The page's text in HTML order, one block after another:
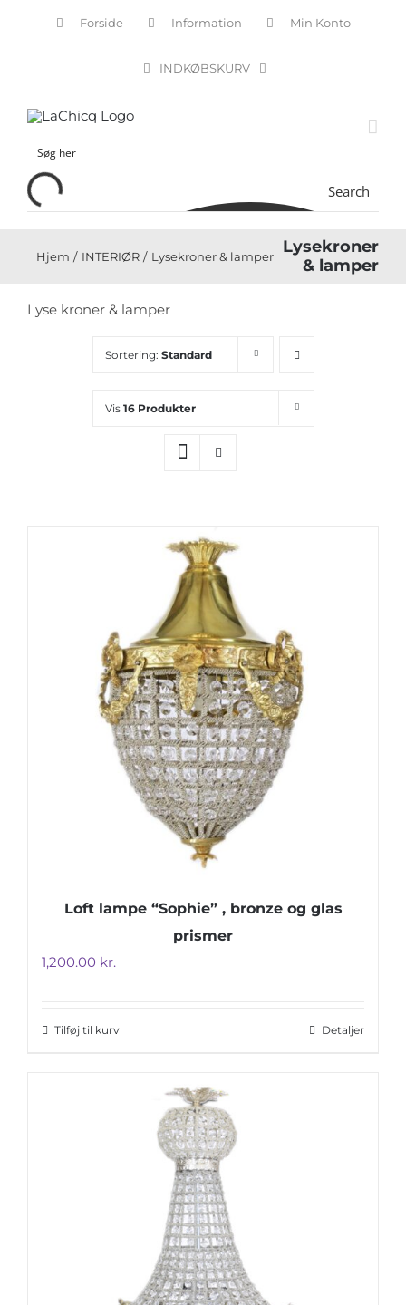
Forside Information Min Konto
INDKØBSKURV
Search
Lysekroner
& lamper
Hjem INTERIØR Lysekroner & lamper
Lyse kroner & lamper
Sortering: Standard
Vis 16 Produkter
Loft lampe “Sophie” , bronze og glas
prismer
1,200.00 kr.
Tilføj til kurv Detaljer